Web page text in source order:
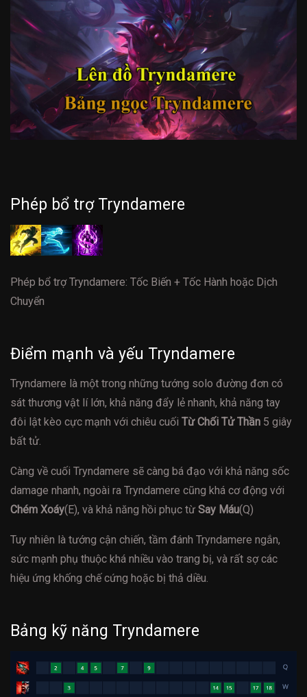
Phép bổ trợ Tryndamere
Phép bổ trợ Tryndamere: Tốc Biến + Tốc Hành hoặc Dịch
Chuyển
Điểm mạnh và yếu Tryndamere
Tryndamere là một trong những tướng solo đường đơn có
sát thương vật lí lớn, khả năng đẩy lẻ nhanh, khả năng tay
đôi lật kèo cực mạnh với chiêu cuối Từ Chối Tử Thần 5 giây
bất tử.
Càng về cuối Tryndamere sẽ càng bá đạo với khả năng sốc
damage nhanh, ngoài ra Tryndamere cũng khá cơ động với
Chém Xoáy(E), và khả năng hồi phục từ Say Máu(Q)
Tuy nhiên là tướng cận chiến, tầm đánh Tryndamere ngắn,
sức mạnh phụ thuộc khá nhiều vào trang bị, và rất sợ các
hiệu ứng khống chế cứng hoặc bị thả diều.
Bảng kỹ năng Tryndamere